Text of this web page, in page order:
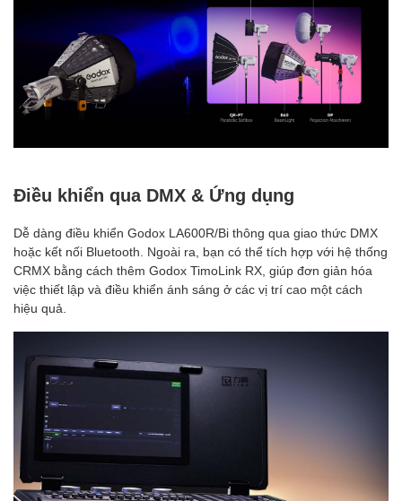
Điều khiển qua DMX & Ứng dụng
Dễ dàng điều khiển Godox LA600R/Bi thông qua giao thức DMX
hoặc kết nối Bluetooth. Ngoài ra, bạn có thể tích hợp với hệ thống
CRMX bằng cách thêm Godox TimoLink RX, giúp đơn giản hóa
việc thiết lập và điều khiển ánh sáng ở các vị trí cao một cách
hiệu quả.